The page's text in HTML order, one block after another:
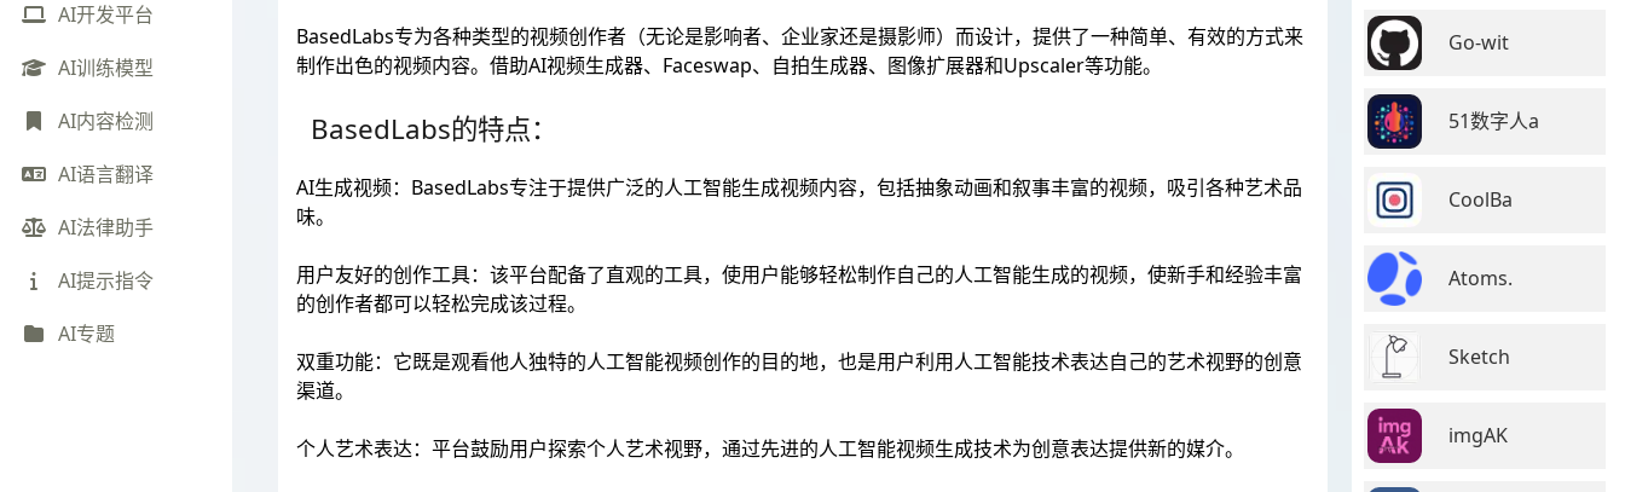
AI开发平台
AI训练模型
AI内容检测
AI语言翻译
AI法律助手
AI提示指令
AI专题
BasedLabs专为各种类型的视频创作者（无论是影响者、企业家还是摄影师）而设计，提供了一种简单、有效的方式来
制作出色的视频内容。借助AI视频生成器、Faceswap、自拍生成器、图像扩展器和Upscaler等功能。
BasedLabs的特点：
AI生成视频：BasedLabs专注于提供广泛的人工智能生成视频内容，包括抽象动画和叙事丰富的视频，吸引各种艺术品
味。
用户友好的创作工具：该平台配备了直观的工具，使用户能够轻松制作自己的人工智能生成的视频，使新手和经验丰富
的创作者都可以轻松完成该过程。
双重功能：它既是观看他人独特的人工智能视频创作的目的地，也是用户利用人工智能技术表达自己的艺术视野的创意
渠道。
个人艺术表达：平台鼓励用户探索个人艺术视野，通过先进的人工智能视频生成技术为创意表达提供新的媒介。
Go-wit
51数字人a
CoolBa
Atoms.
Sketch
imgAK